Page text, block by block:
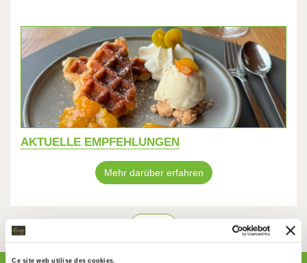
Ce site web utilise des cookies.
AKTUELLE EMPFEHLUNGEN
Mehr darüber erfahren